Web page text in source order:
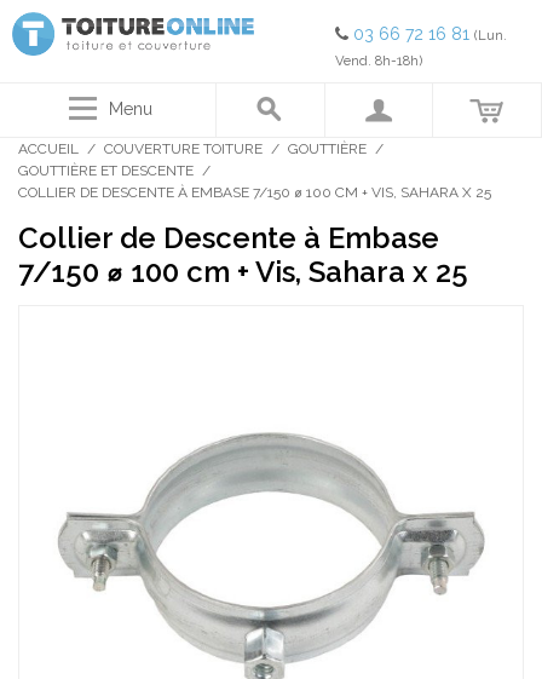
03 66 72 16 81 (Lun.
Vend. 8h-18h)
Menu
ACCUEIL / COUVERTURE TOITURE / GOUTTIÈRE /
GOUTTIÈRE ET DESCENTE /
COLLIER DE DESCENTE À EMBASE 7/150 ⌀ 100 CM + VIS, SAHARA X 25
Collier de Descente à Embase
7/150 ⌀ 100 cm + Vis, Sahara x 25